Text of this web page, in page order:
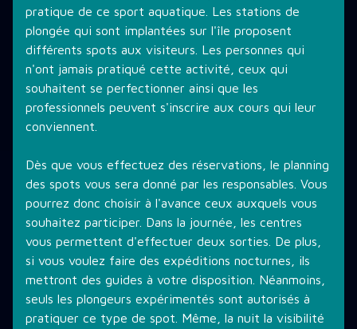
INFORMATIONS PRATIQUES
CONTACT
pratique de ce sport aquatique. Les stations de
plongée qui sont implantées sur l'île proposent
différents spots aux visiteurs. Les personnes qui
n'ont jamais pratiqué cette activité, ceux qui
souhaitent se perfectionner ainsi que les
professionnels peuvent s'inscrire aux cours qui leur
conviennent.
Dès que vous effectuez des réservations, le planning
des spots vous sera donné par les responsables. Vous
pourrez donc choisir à l'avance ceux auxquels vous
souhaitez participer. Dans la journée, les centres
vous permettent d'effectuer deux sorties. De plus,
si vous voulez faire des expéditions nocturnes, ils
mettront des guides à votre disposition. Néanmoins,
seuls les plongeurs expérimentés sont autorisés à
pratiquer ce type de spot. Même, la nuit la visibilité